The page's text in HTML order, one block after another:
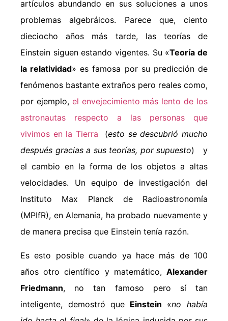
artículos abundando en sus soluciones a unos
problemas algebráicos. Parece que, ciento
dieciocho años más tarde, las teorías de
Einstein siguen estando vigentes. Su «Teoría de
la relatividad» es famosa por su predicción de
fenómenos bastante extraños pero reales como,
por ejemplo, el envejecimiento más lento de los
astronautas respecto a las personas que
vivimos en la Tierra (esto se descubrió mucho
después gracias a sus teorías, por supuesto) y
el cambio en la forma de los objetos a altas
velocidades. Un equipo de investigación del
Instituto Max Planck de Radioastronomía
(MPIfR), en Alemania, ha probado nuevamente y
de manera precisa que Einstein tenía razón.
Es esto posible cuando ya hace más de 100
años otro científico y matemático, Alexander
Friedmann, no tan famoso pero sí tan
inteligente, demostró que Einstein «no había